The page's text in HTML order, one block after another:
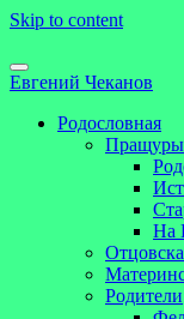
Skip to content
Евгений Чеканов
Родословная
Пращуры
На
Родители